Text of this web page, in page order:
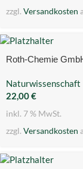
zzgl. Versandkosten
Roth-Chemie
Naturwissenschaft
22,00€
inkl. 7 % MwSt.
zzgl. Versandkosten